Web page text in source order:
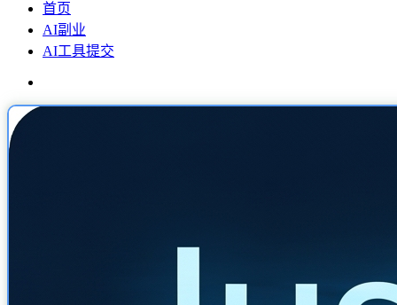
首页
AI副业
AI工具提交